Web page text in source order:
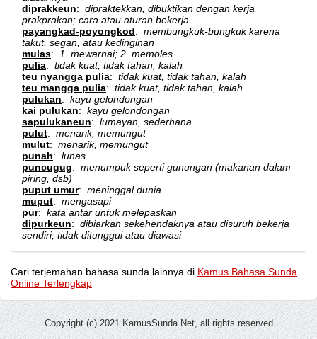
diprakkeun: dipraktekkan, dibuktikan dengan kerja
prakprakan; cara atau aturan bekerja
payangkad-poyongkod: membungkuk-bungkuk karena
takut, segan, atau kedinginan
mulas:
1. mewarnai; 2. memoles
pulia: tidak kuat, tidak tahan, kalah
teu nyangga pulia: tidak kuat, tidak tahan, kalah
teu mangga pulia: tidak kuat, tidak tahan, kalah
pulukan: kayu gelondongan
kai pulukan: kayu gelondongan
sapulukaneun: lumayan, sederhana
pulut: menarik, memungut
mulut: menarik, memungut
punah: lunas
puncugug: menumpuk seperti gunungan (makanan dalam
piring, dsb)
puput umur: meninggal dunia
muput: mengasapi
pur: kata antar untuk melepaskan
dipurkeun: dibiarkan sekehendaknya atau disuruh bekerja
sendiri, tidak ditunggui atau diawasi
Cari terjemahan bahasa sunda lainnya di Kamus Bahasa Sunda
Online Terlengkap
Copyright (c) 2021 KamusSunda.Net, all rights reserved